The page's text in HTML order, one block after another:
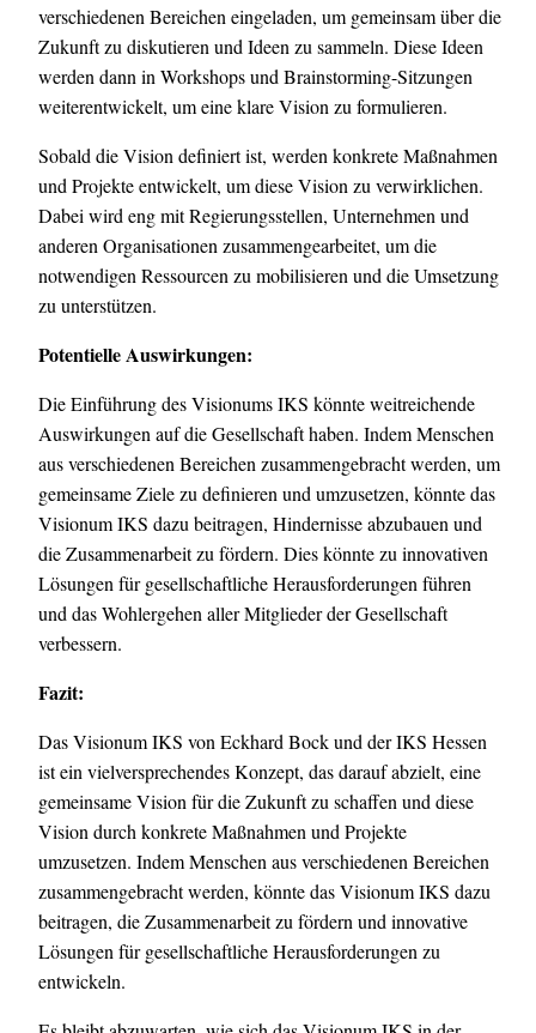
verschiedenen Bereichen eingeladen, um gemeinsam über die
Zukunft zu diskutieren und Ideen zu sammeln. Diese Ideen
werden dann in Workshops und Brainstorming-Sitzungen
weiterentwickelt, um eine klare Vision zu formulieren.
Sobald die Vision definiert ist, werden konkrete Maßnahmen
und Projekte entwickelt, um diese Vision zu verwirklichen.
Dabei wird eng mit Regierungsstellen, Unternehmen und
anderen Organisationen zusammengearbeitet, um die
notwendigen Ressourcen zu mobilisieren und die Umsetzung
zu unterstützen.
Potentielle Auswirkungen:
Die Einführung des Visionums IKS könnte weitreichende
Auswirkungen auf die Gesellschaft haben. Indem Menschen
aus verschiedenen Bereichen zusammengebracht werden, um
gemeinsame Ziele zu definieren und umzusetzen, könnte das
Visionum IKS dazu beitragen, Hindernisse abzubauen und
die Zusammenarbeit zu fördern. Dies könnte zu innovativen
Lösungen für gesellschaftliche Herausforderungen führen
und das Wohlergehen aller Mitglieder der Gesellschaft
verbessern.
Fazit:
Das Visionum IKS von Eckhard Bock und der IKS Hessen
ist ein vielversprechendes Konzept, das darauf abzielt, eine
gemeinsame Vision für die Zukunft zu schaffen und diese
Vision durch konkrete Maßnahmen und Projekte
umzusetzen. Indem Menschen aus verschiedenen Bereichen
zusammengebracht werden, könnte das Visionum IKS dazu
beitragen, die Zusammenarbeit zu fördern und innovative
Lösungen für gesellschaftliche Herausforderungen zu
entwickeln.